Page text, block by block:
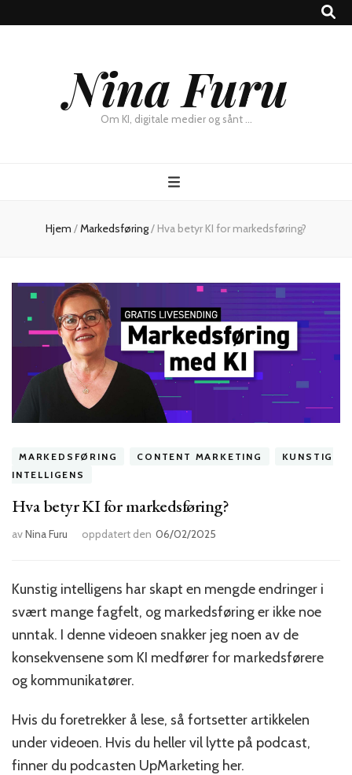
Nina Furu
Om KI, digitale medier og sånt …
Hjem /Markedsføring/ Hva betyr KI for markedsføring?
MARKEDSFØRING CONTENT MARKETING
KUNSTIG
INTELLIGENS
Hva betyr KI for markedsføring?
avNina Furu oppdatert den 06/02/2025
Kunstig intelligens har skapt en mengde endringer i
svært mange fagfelt, og markedsføring er ikke noe
unntak. I denne videoen snakker jeg noen av de
konsekvensene som KI medfører for markedsførere
og kommunikatører.
Hvis du foretrekker å lese, så fortsetter artikkelen
under videoen. Hvis du heller vil lytte på podcast,
finner du podcasten UpMarketing her.